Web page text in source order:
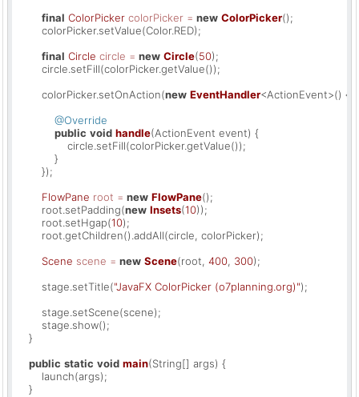
final ColorPicker colorPicker = new ColorPicker();
        colorPicker.setValue(Color.RED);
final Circle circle = new Circle(50);
        circle.setFill(colorPicker.getValue());
        colorPicker.setOnAction(
new EventHandler<ActionEvent>() {
@Override
public void handle(ActionEvent event) {
                circle.setFill(colorPicker.getValue());
            }
        });
FlowPane root = new FlowPane();
        root.setPadding(
new Insets(10));
        root.setHgap(
10);
        root.getChildren().addAll(circle, colorPicker);
Scene scene = new Scene(root, 400, 300);
        stage.setTitle(
"JavaFX ColorPicker (o7planning.org)");
        stage.setScene(scene);
        stage.show();
    }
public static void main(String[] args) {
        launch(args);
    }